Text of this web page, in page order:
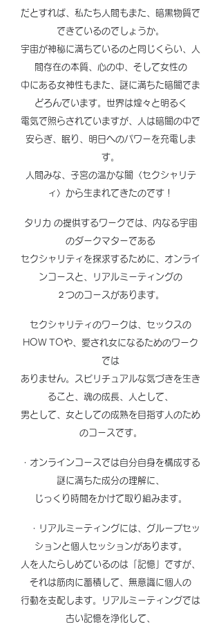
だとすれば、私たち人間もまた、暗黒物質で
できているのでしょうか。
宇宙が神秘に満ちているのと同じくらい、人
間存在の本質、心の中、そして女性の
中にある女神性もまた、謎に満ちた暗闇でま
どろんでいます。世界は煌々と明るく
電気で照らされていますが、人は暗闇の中で
安らぎ、眠り、明日へのパワーを充電しま
す。
人間みな、子宮の温かな闇〈セクシャリテ
ィ〉から生まれてきたのです！
タリカ の提供するワークでは、内なる宇宙
のダークマターである
セクシャリティを探求するために、オンライ
ンコースと、リアルミーティングの
２つのコースがあります。
セクシャリティのワークは、セックスの
HOW TOや、愛され女になるためのワーク
では
ありません。スピリチュアルな気づきを生き
ること、魂の成長、人として、
男として、女としての成熟を目指す人のため
のコースです。
・オンラインコースでは自分自身を構成する
謎に満ちた成分の理解に、
じっくり時間をかけて取り組みます。
・リアルミーティングには、グループセッ
ションと個人セッションがあります。
人を人たらしめているのは「記憶」ですが、
それは筋肉に蓄積して、無意識に個人の
行動を支配します。リアルミーティングでは
古い記憶を浄化して、